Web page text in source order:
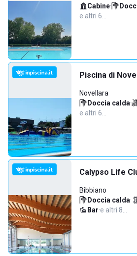
Cabine·
e altri 6…
Piscina di
Novellara
Doccia calda·
e altri 6…
Calypso Life
Bibbiano
Doccia calda·
Bar·e altri 8…